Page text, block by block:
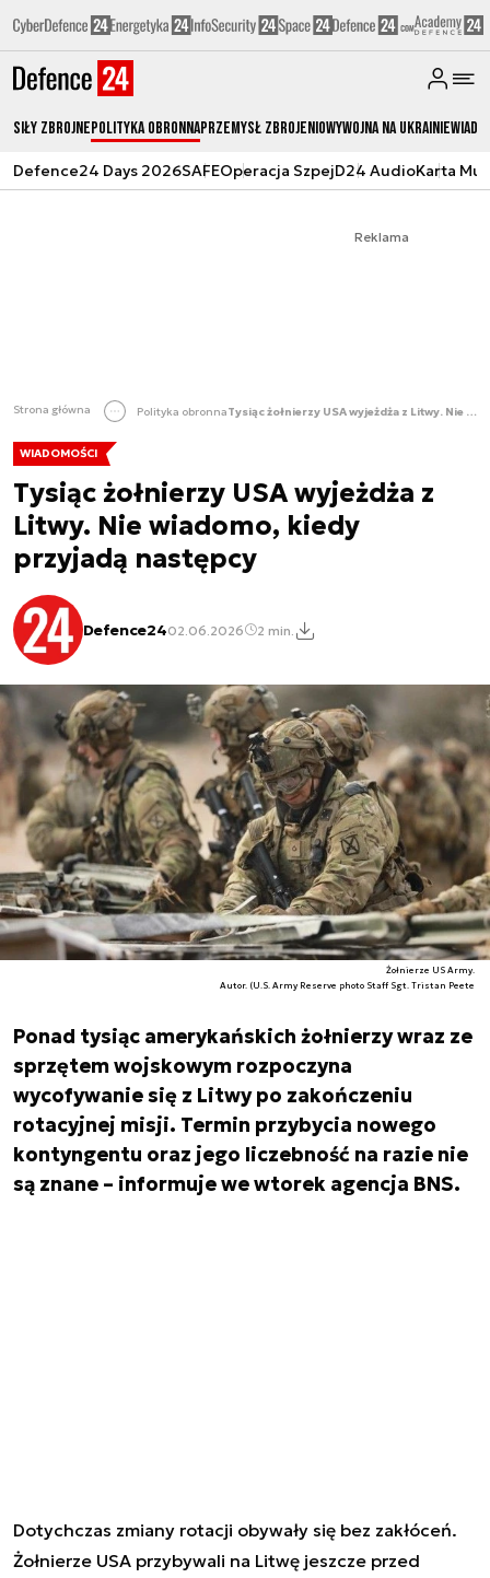
Siły zbrojnePolityka obronnaPrzemysł ZbrojeniowyWojna na Ukrainie
Defence24 Days 2026SAFEOperacja SzpejD24 AudioKarta
Reklama
Strona główna Polityka obronna Tysiąc żołnierzy USA wyjeżdża z Litwy. Nie wiadomo, kiedy przyjadą następcy
WIADOMOŚCI
Tysiąc żołnierzy USA wyjeżdża z
Litwy. Nie wiadomo, kiedy
przyjadą następcy
Defence2402.06.2026 2 min.
Żołnierze US Army.
Autor. (U.S. Army Reserve photo Staff Sgt. Tristan Peete
Ponad tysiąc amerykańskich żołnierzy wraz ze
sprzętem wojskowym rozpoczyna
wycofywanie się z Litwy po zakończeniu
rotacyjnej misji. Termin przybycia nowego
kontyngentu oraz jego liczebność na razie nie
są znane – informuje we wtorek agencja BNS.
Dotychczas zmiany rotacji obywały się bez zakłóceń.
Żołnierze USA przybywali na Litwę jeszcze przed